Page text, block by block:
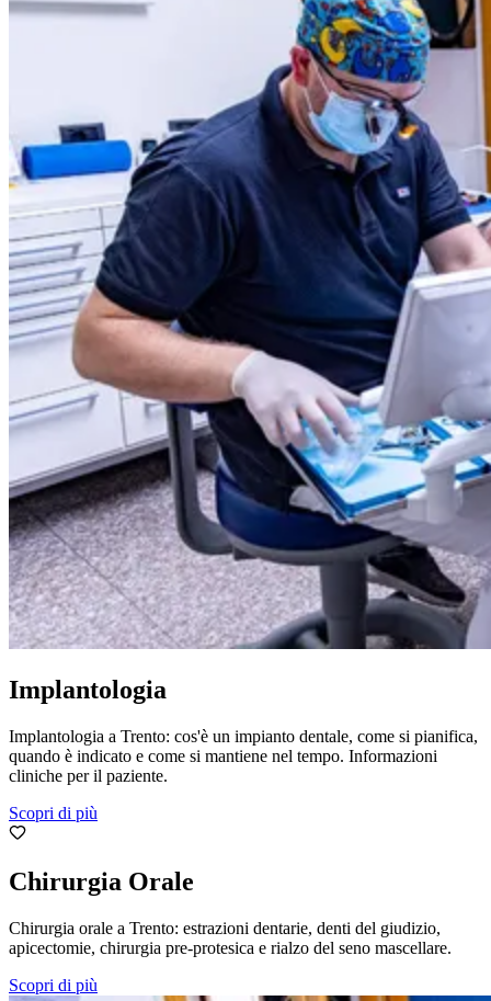
Implantologia
Implantologia a Trento: cos'è un impianto dentale, come si pianifica,
quando è indicato e come si mantiene nel tempo. Informazioni
cliniche per il paziente.
Scopri di più
Chirurgia Orale
Chirurgia orale a Trento: estrazioni dentarie, denti del giudizio,
apicectomie, chirurgia pre-protesica e rialzo del seno mascellare.
Scopri di più